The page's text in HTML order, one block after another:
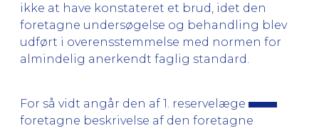
ikke at have konstateret et brud, idet den
foretagne undersøgelse og behandling blev
udført i overensstemmelse med normen for
almindelig anerkendt faglig standard.
For så vidt angår den af 1. reservelæge
foretagne beskrivelse af den foretagne